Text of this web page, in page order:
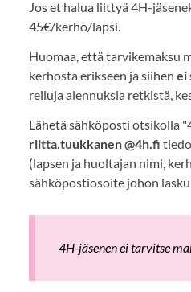
Jos et halua liittyä 4H-
45€/kerho/lapsi.
Huomaa, että tarvikemaksu
kerhosta erikseen ja siihen ei
reiluja alennuksia retkistä,
Lähetä sähköposti otsikolla
riitta.tuukkanen @4h.fi
(lapsen ja huoltajan nimi,
sähköpostiosoite johon
4H-jäsenen ei tarvitse